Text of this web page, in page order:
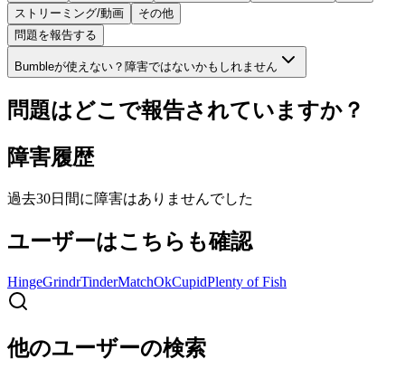
ストリーミング/動画
その他
問題を報告する
Bumbleが使えない？障害ではないかもしれません
問題はどこで報告されていますか？
障害履歴
過去30日間に障害はありませんでした
ユーザーはこちらも確認
HingeGrindrTinderMatchOkCupidPlenty of Fish
他のユーザーの検索